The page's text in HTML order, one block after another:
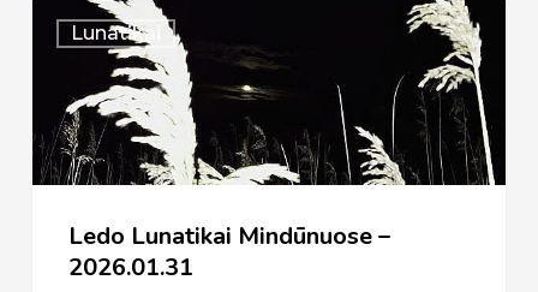
Lunatikai
Ledo
Lunatikai
Mindūnuose
–
2026.01.31
Ledo Lunatikai Mindūnuose –
2026.01.31